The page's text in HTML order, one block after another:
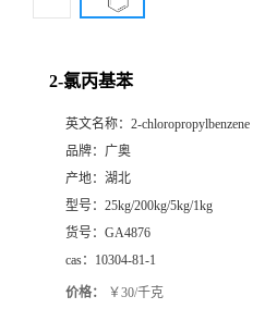
2-氯丙基苯
英文名称： 2-chloropropylbenzene
品牌： 广奥
产地： 湖北
型号： 25kg/200kg/5kg/1kg
货号： GA4876
cas： 10304-81-1
价格： ￥30/千克